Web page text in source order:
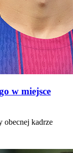
w miejsce
obecnej kadrze